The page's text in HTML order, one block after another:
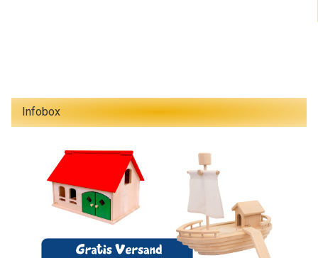
Infobox